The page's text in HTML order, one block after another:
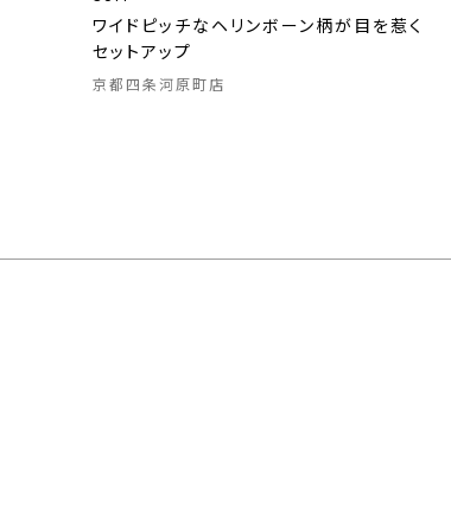
ワイドピッチなヘリンボーン柄が目を惹く
セットアップ
京都四条河原町店